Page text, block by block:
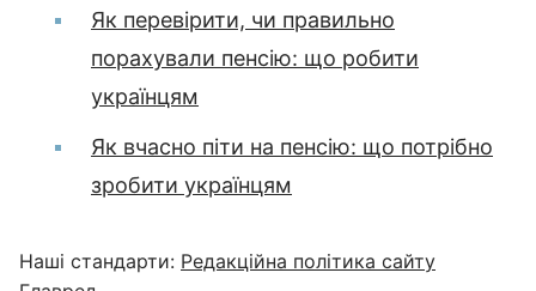
Як перевірити, чи правильно
порахували пенсію: що робити
українцям
Як вчасно піти на пенсію: що потрібно
зробити українцям
Наші стандарти: Редакційна політика сайту